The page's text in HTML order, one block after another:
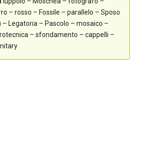
– rosso – Fossile – parallelo – Sposo
– Legatoria – Pascolo – mosaico –
– sfondamento – cappelli –